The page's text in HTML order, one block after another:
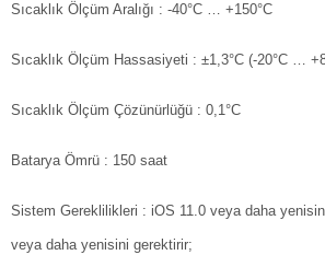
Sıcaklık Ölçüm Aralığı : -40°C … +150°C
Sıcaklık Ölçüm Hassasiyeti : ±1,3°C (-20°C …
Sıcaklık Ölçüm Çözünürlüğü : 0,1°C
Batarya Ömrü : 150 saat
Sistem Gereklilikleri : iOS 11.0 veya daha
veya daha yenisini gerektirir;